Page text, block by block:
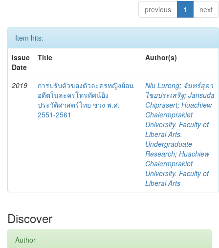
previous 1 next
Item hits:
Issue
Date
Title Author(s)
2019
การปรับตัวของตัวละครหญิงย้อน
อดีตในละครโทรทัศน์อิง
ประวัติศาสตร์ไทย ช่วง พ.ศ.
2551-2561
Niu Lurong; จันทร์สุดา
ไชยประเสริฐ; Jansuda
Chiprasert; Huachiew
Chalermprakiet
University. Faculty of
Liberal Arts.
Undergraduate
Research; Huachiew
Chalermprakiet
University. Faculty of
Liberal Arts
Discover
Author